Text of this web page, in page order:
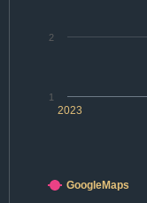
2023
1
2
GoogleMaps